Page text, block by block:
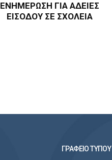
ΕΝΗΜΕΡΩΣΗ ΓΙΑ ΑΔΕΙΕΣ
ΕΙΣΟΔΟΥ ΣΕ ΣΧΟΛΕΙΑ
ΓΡΑΦΕΙΟ ΤΥΠΟΥ